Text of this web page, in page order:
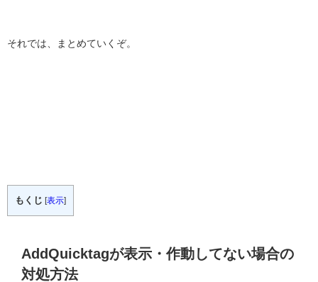
それでは、まとめていくぞ。
もくじ [表示]
AddQuicktagが表示・作動してない場合の
対処方法